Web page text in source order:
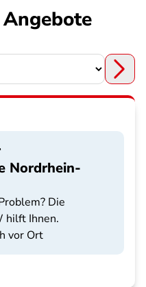
Nordrhein-
Die
hilft Ihnen.
vor Ort